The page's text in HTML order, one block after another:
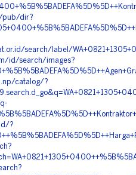
pub/dir?
search/label/
id/search/images?
catalog/?
?